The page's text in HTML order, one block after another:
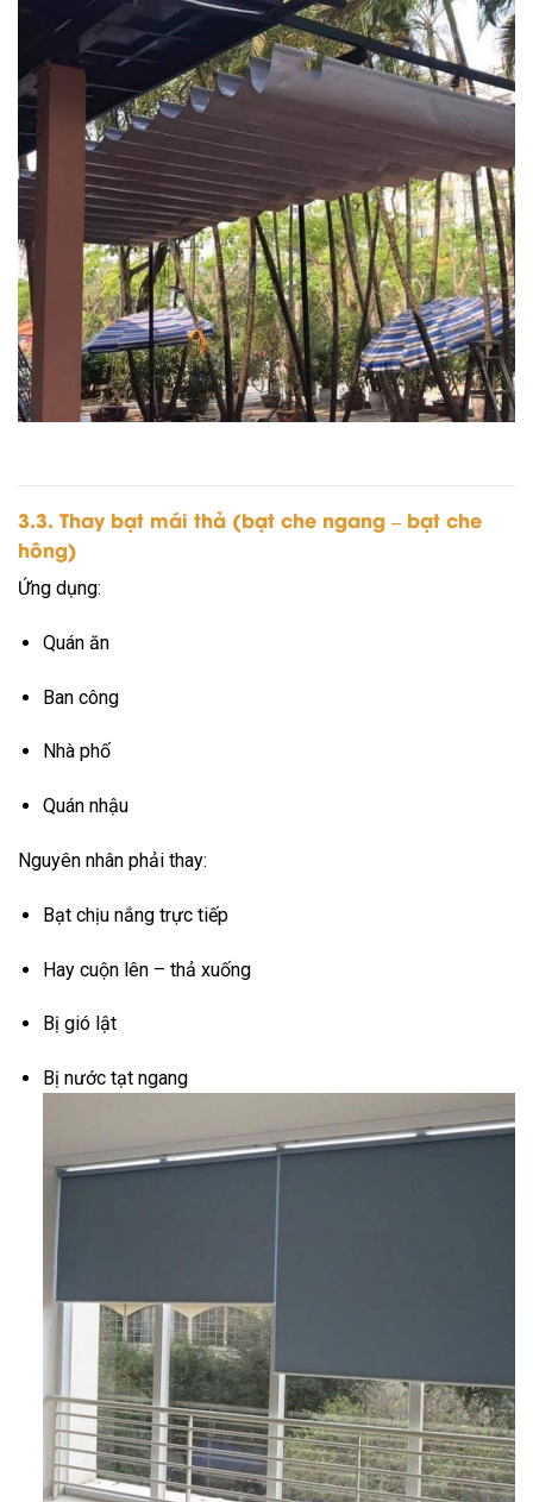
3.3. Thay bạt mái thả (bạt che ngang – bạt che
hông)
Ứng dụng:
Quán ăn
Ban công
Nhà phố
Quán nhậu
Nguyên nhân phải thay:
Bạt chịu nắng trực tiếp
Hay cuộn lên – thả xuống
Bị gió lật
Bị nước tạt ngang